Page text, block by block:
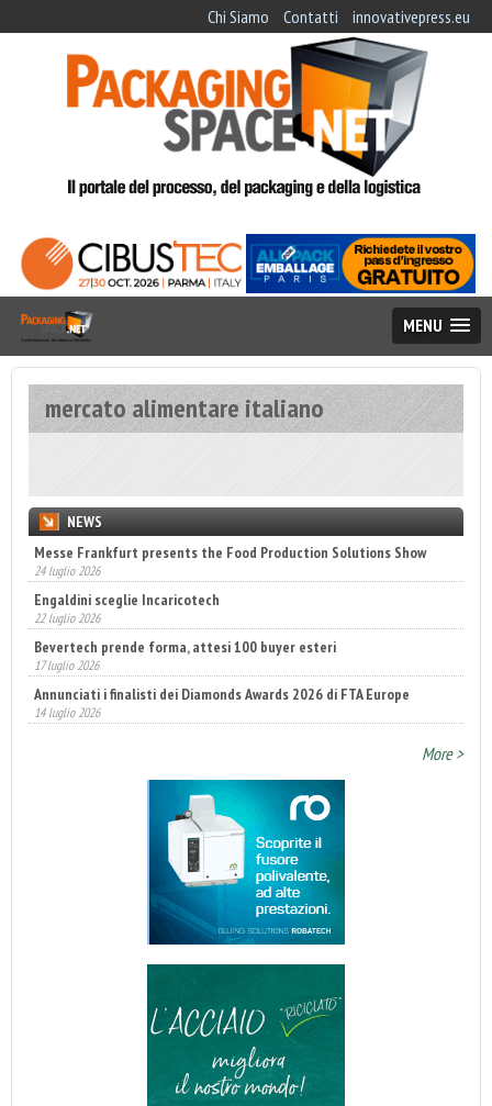
Chi Siamo Contatti innovativepress.eu
MENU
mercato alimentare italiano
NEWS
Messe Frankfurt presents the Food Production Solutions Show
24 luglio 2026
Engaldini sceglie Incaricotech
22 luglio 2026
Bevertech prende forma, attesi 100 buyer esteri
17 luglio 2026
Annunciati i finalisti dei Diamonds Awards 2026 di FTA Europe
14 luglio 2026
More >